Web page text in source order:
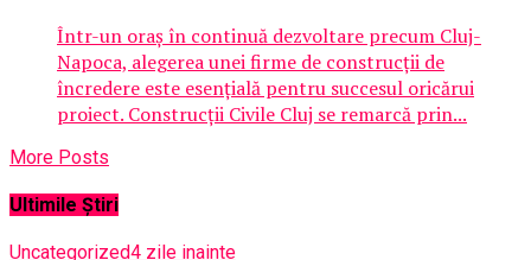
Într-un oraș în continuă dezvoltare precum Cluj-
Napoca, alegerea unei firme de construcții de
încredere este esențială pentru succesul oricărui
proiect. Construcții Civile Cluj se remarcă prin...
More Posts
Ultimile Știri
Uncategorized4 zile inainte